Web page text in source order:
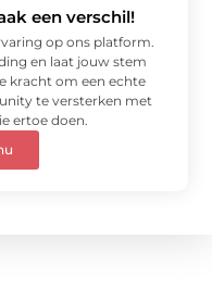
een verschil!
op ons platform.
en laat jouw stem
kracht om een echte
te versterken met
ertoe doen.